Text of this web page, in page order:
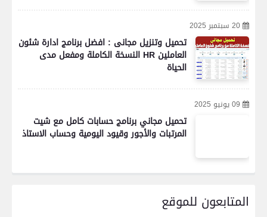
20 سبتمبر 2025
تحميل وتنزيل مجانى : افضل برنامج ادارة شئون
العاملين HR النسخة الكاملة ومفعل مدى
الحياة
09 يونيو 2025
تحميل مجاني برنامج حسابات كامل مع شيت
المرتبات والأجور وقيود اليومية وحساب الاستاذ
المتابعون للموقع